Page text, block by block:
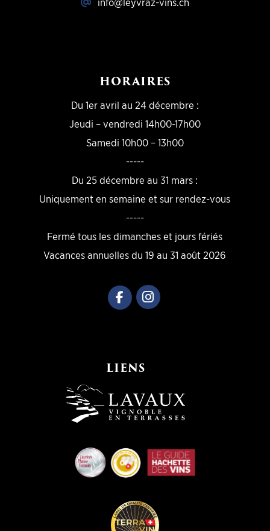
HORAIRES
Du 1er avril au 24 décembre :
Jeudi – vendredi 14h00-17h00
Samedi 10h00 – 13h00
-----
Du 25 décembre au 31 mars :
Uniquement en semaine et sur rendez-vous
-----
Fermé tous les dimanches et jours fériés
Vacances annuelles du 19 au 31 août 2026
LIENS